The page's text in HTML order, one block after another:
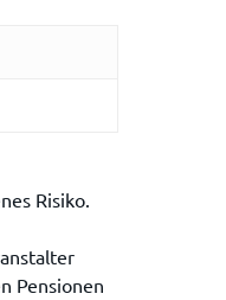
Risiko.
Pensionen